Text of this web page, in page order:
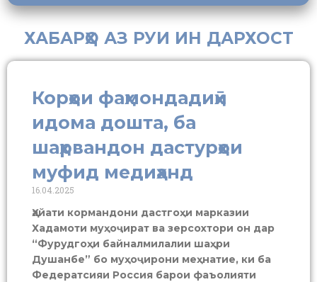
ХАБАРҲО АЗ РУИ ИН ДАРХОСТ
Корҳои фаҳмондадиҳӣ
идома дошта, ба
шаҳрвандон дастурҳои
муфид медиҳанд
16.04.2025
Ҳайати кормандони дастгоҳи марказии
Хадамоти муҳоҷират ва зерсохтори он дар
“Фурудгоҳи байналмилалии шаҳри
Душанбе” бо муҳоҷирони меҳнатие, ки ба
Федератсияи Россия барои фаъолияти